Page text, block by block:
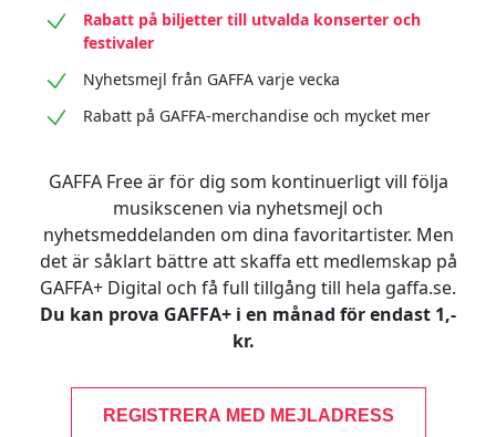
Rabatt på biljetter till utvalda konserter och
festivaler
Nyhetsmejl från GAFFA varje vecka
Rabatt på GAFFA-merchandise och mycket mer
GAFFA Free är för dig som kontinuerligt vill följa
musikscenen via nyhetsmejl och
nyhetsmeddelanden om dina favoritartister. Men
det är såklart bättre att skaffa ett medlemskap på
GAFFA+ Digital och få full tillgång till hela gaffa.se.
Du kan prova GAFFA+ i en månad för endast 1,-
kr.
REGISTRERA MED MEJLADRESS